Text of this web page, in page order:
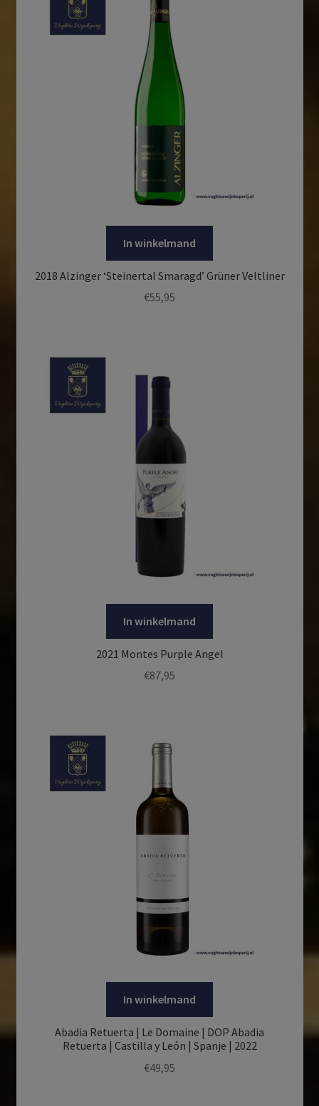
In winkelmand
2018 Alzinger ‘Steinertal Smaragd’ Grüner Veltliner
€55,95
In winkelmand
2021 Montes Purple Angel
€87,95
In winkelmand
Abadia Retuerta | Le Domaine | DOP Abadia
Retuerta | Castilla y León | Spanje | 2022
€49,95